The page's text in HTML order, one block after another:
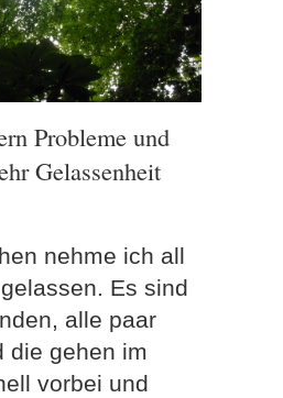
Probleme und
Gelassenheit
nehme ich all
Es sind
alle paar
die gehen im
vorbei und